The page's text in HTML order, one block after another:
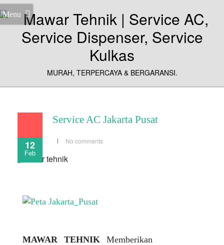
Menu
MURAH, TERPERCAYA & BERGARANSI.
12
Feb
Service AC Jakarta Pusat
No comments
MAWAR TEHNIK Memberikan